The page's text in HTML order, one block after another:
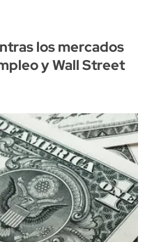
los mercados
y Wall Street